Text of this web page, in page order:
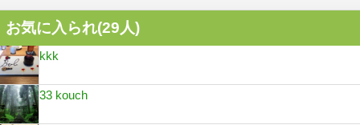
お気に入られ(29人)
kkk
33 kouch